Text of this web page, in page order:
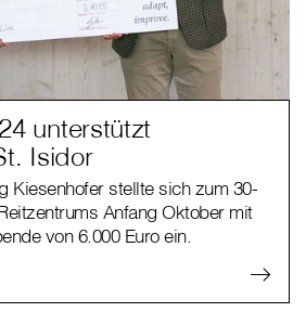
unterstützt
Isidor
Kiesenhofer stellte sich zum 30-
Anfang Oktober mit
von 6.000 Euro ein.